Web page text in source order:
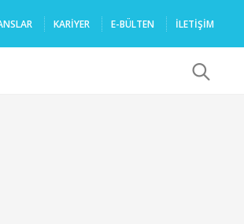
KARIYER E-BÜLTEN İLETİŞİM